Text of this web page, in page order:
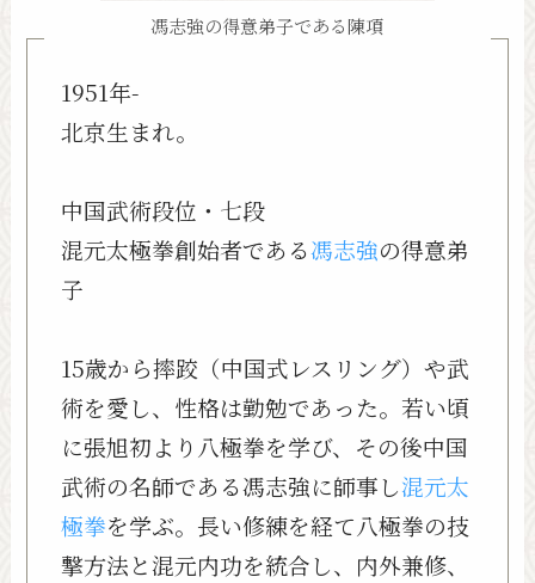
馮志強の得意弟子である陳項
1951年-
北京生まれ。
中国武術段位・七段
混元太極拳創始者である馮志強の得意弟
子
15歳から摔跤（中国式レスリング）や武
術を愛し、性格は勤勉であった。若い頃
に張旭初より八極拳を学び、その後中国
武術の名師である馮志強に師事し混元太
極拳を学ぶ。長い修練を経て八極拳の技
撃方法と混元内功を統合し、内外兼修、